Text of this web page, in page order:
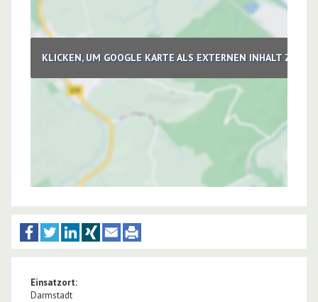
KLICKEN, UM GOOGLE KARTE ALS EXTERNEN INHALT ZU
Einsatzort:
Darmstadt